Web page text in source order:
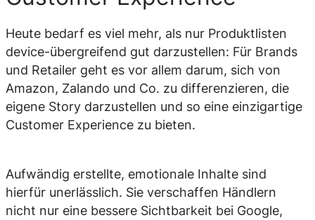
Heute bedarf es viel mehr, als nur Produktlisten
device-übergreifend gut darzustellen: Für Brands
und Retailer geht es vor allem darum, sich von
Amazon, Zalando und Co. zu differenzieren, die
eigene Story darzustellen und so eine einzigartige
Customer Experience zu bieten.
Aufwändig erstellte, emotionale Inhalte sind
hierfür unerlässlich. Sie verschaffen Händlern
nicht nur eine bessere Sichtbarkeit bei Google,